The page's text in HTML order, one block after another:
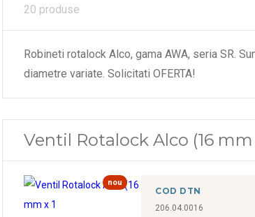
20 produse
Robineti rotalock Alco, gama AWA, seria SR.
diametre variate. Solicitati OFERTA!
Ventil Rotalock Alco (16 mm
nou
COD DTN
206.04.0016